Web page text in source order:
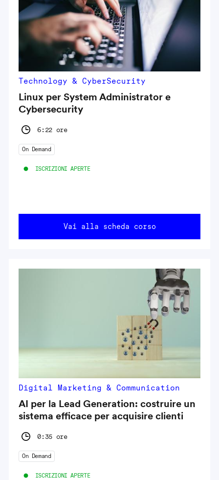
Technology & CyberSecurity
Linux per System Administrator e
Cybersecurity
6:22 ore
On Demand
ISCRIZIONI APERTE
Vai alla scheda corso
Digital Marketing & Communication
AI per la Lead Generation: costruire un
sistema efficace per acquisire clienti
0:35 ore
On Demand
ISCRIZIONI APERTE